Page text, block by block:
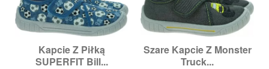
Kapcie Z Piłką
SUPERFIT Bill...
Szare Kapcie Z Monster
Truck...